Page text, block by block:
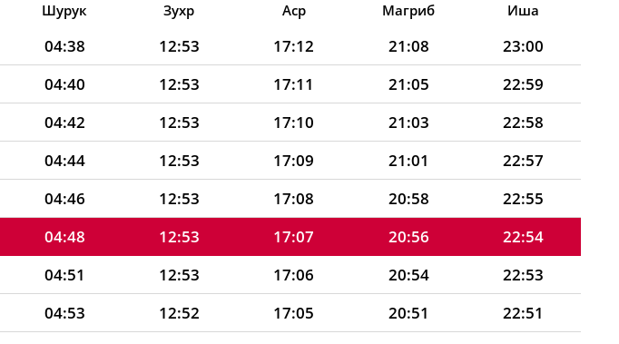
Шурук Зухр Аср Магриб Иша
04:38 12:53 17:12 21:08
23:00
04:40 12:53 17:11 21:05
22:59
04:42 12:53 17:10 21:03
22:58
04:44 12:53 17:09 21:01
22:57
04:46 12:53 17:08 20:58
22:55
04:48 12:53 17:07 20:56
22:54
04:51 12:53 17:06 20:54
22:53
04:53 12:52 17:05 20:51
22:51